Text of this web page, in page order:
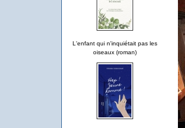
L'enfant qui n'inquiétait pas les
oiseaux (roman)